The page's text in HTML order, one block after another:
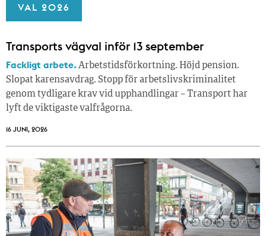
VAL 2026
Transports vägval inför 13 september
Fackligt arbete.Arbetstidsförkortning. Höjd pension.
Slopat karensavdrag. Stopp för arbetslivskriminalitet
genom tydligare krav vid upphandlingar – Transport har
lyft de viktigaste valfrågorna.
16 JUNI, 2026